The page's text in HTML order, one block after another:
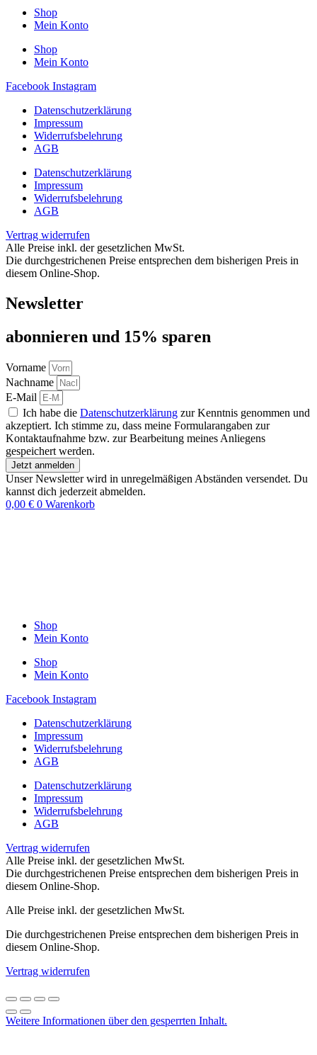
Shop
Mein Konto
Shop
Mein Konto
Facebook Instagram
Datenschutzerklärung
Impressum
Widerrufsbelehrung
AGB
Datenschutzerklärung
Impressum
Widerrufsbelehrung
AGB
Vertrag widerrufen
Alle Preise inkl. der gesetzlichen MwSt.
Die durchgestrichenen Preise entsprechen dem bisherigen Preis in
diesem Online-Shop.
Newsletter
abon­nie­ren und 15% sparen
Vorname
Nachname
E-Mail
Ich habe die Datenschutzerklärung zur Kenntnis genommen und
akzeptiert. Ich stimme zu, dass meine Formularangaben zur
Kontaktaufnahme bzw. zur Bearbeitung meines Anliegens
gespeichert werden.
Jetzt anmelden
Unser Newsletter wird in unregelmäßigen Abständen versendet. Du
kannst dich jederzeit abmelden.
0,00 € 0 Warenkorb
Shop
Mein Konto
Shop
Mein Konto
Facebook Instagram
Datenschutzerklärung
Impressum
Widerrufsbelehrung
AGB
Datenschutzerklärung
Impressum
Widerrufsbelehrung
AGB
Vertrag widerrufen
Alle Preise inkl. der gesetzlichen MwSt.
Die durchgestrichenen Preise entsprechen dem bisherigen Preis in
diesem Online-Shop.
Alle Preise inkl. der gesetzlichen MwSt.
Die durchgestrichenen Preise entsprechen dem bisherigen Preis in
diesem Online-Shop.
Vertrag widerrufen
Weitere Informationen über den gesperrten Inhalt.